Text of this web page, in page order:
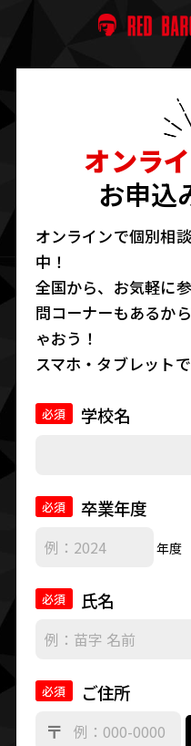
オンラ
お申込
オンラインで個別相
中！
全国から、お気軽に
問コーナーもあるか
ゃおう！
スマホ・タブレット
学校名
必須
卒業年度
必須
年度
氏名
必須
ご住所
必須
〒